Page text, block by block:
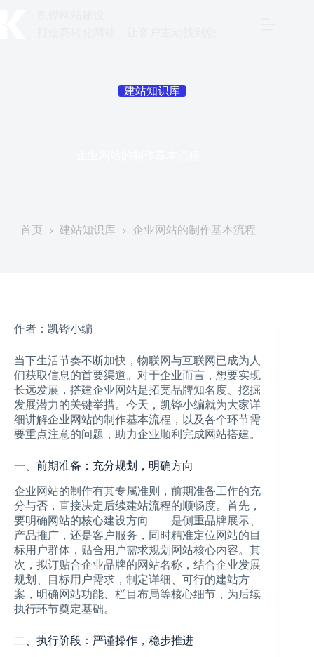
建站知识库
首页 建站知识库 企业网站的制作基本流程
作者：凯铧小编
当下生活节奏不断加快，物联网与互联网已成为人
们获取信息的首要渠道。对于企业而言，想要实现
长远发展，搭建企业网站是拓宽品牌知名度、挖掘
发展潜力的关键举措。今天，凯铧小编就为大家详
细讲解企业网站的制作基本流程，以及各个环节需
要重点注意的问题，助力企业顺利完成网站搭建。
一、前期准备：充分规划，明确方向
企业网站的制作有其专属准则，前期准备工作的充
分与否，直接决定后续建站流程的顺畅度。首先，
要明确网站的核心建设方向——是侧重品牌展示、
产品推广，还是客户服务，同时精准定位网站的目
标用户群体，贴合用户需求规划网站核心内容。其
次，拟订贴合企业品牌的网站名称，结合企业发展
规划、目标用户需求，制定详细、可行的建站方
案，明确网站功能、栏目布局等核心细节，为后续
执行环节奠定基础。
二、执行阶段：严谨操作，稳步推进